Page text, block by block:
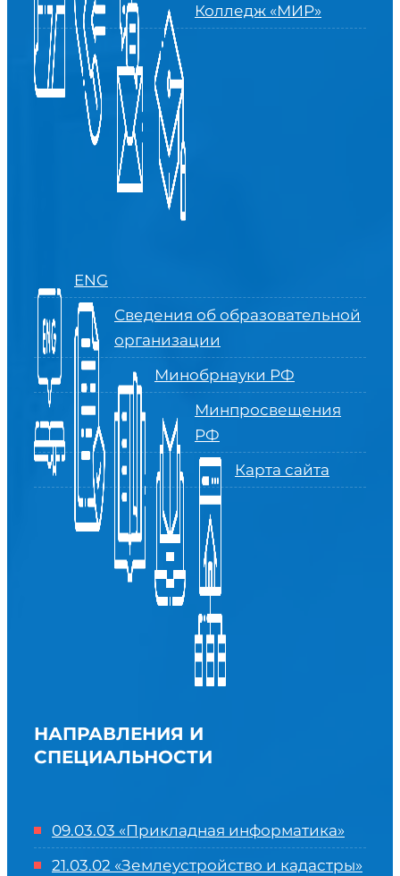
Колледж «МИР»
ENG
Сведения об образовательной
организации
Минобрнауки РФ
Минпросвещения
РФ
Карта сайта
НАПРАВЛЕНИЯ И
СПЕЦИАЛЬНОСТИ
09.03.03 «Прикладная информатика»
21.03.02 «Землеустройство и кадастры»